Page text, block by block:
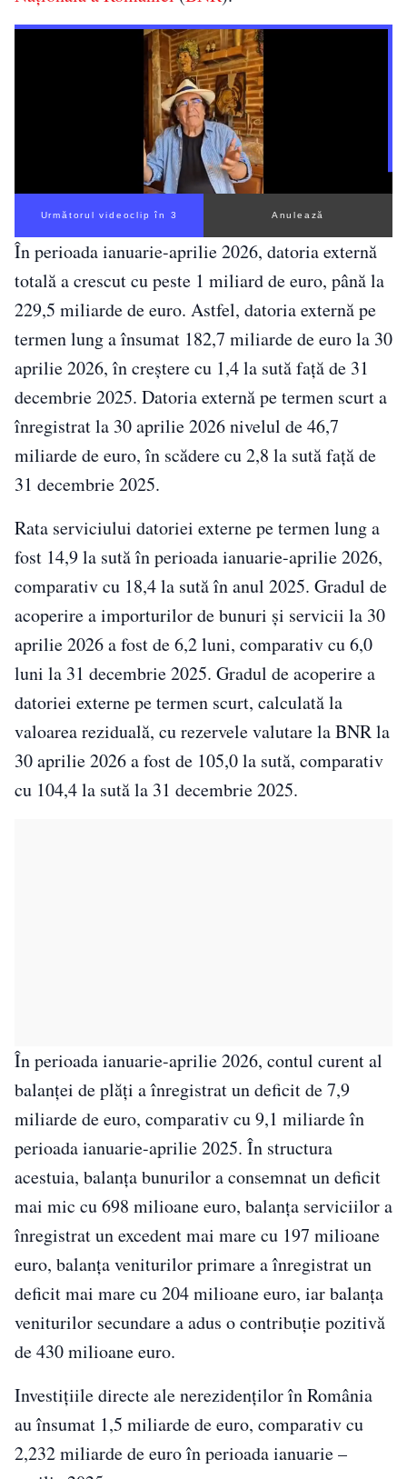
Următorul videoclip în 3 Anulează
În perioada ianuarie-aprilie 2026, datoria externă
totală a crescut cu peste 1 miliard de euro, până la
229,5 miliarde de euro. Astfel, datoria externă pe
termen lung a însumat 182,7 miliarde de euro la 30
aprilie 2026, în creștere cu 1,4 la sută față de 31
decembrie 2025. Datoria externă pe termen scurt a
înregistrat la 30 aprilie 2026 nivelul de 46,7
miliarde de euro, în scădere cu 2,8 la sută față de
31 decembrie 2025.
Rata serviciului datoriei externe pe termen lung a
fost 14,9 la sută în perioada ianuarie-aprilie 2026,
comparativ cu 18,4 la sută în anul 2025. Gradul de
acoperire a importurilor de bunuri și servicii la 30
aprilie 2026 a fost de 6,2 luni, comparativ cu 6,0
luni la 31 decembrie 2025. Gradul de acoperire a
datoriei externe pe termen scurt, calculată la
valoarea reziduală, cu rezervele valutare la BNR la
30 aprilie 2026 a fost de 105,0 la sută, comparativ
cu 104,4 la sută la 31 decembrie 2025.
În perioada ianuarie-aprilie 2026, contul curent al
balanţei de plăţi a înregistrat un deficit de 7,9
miliarde de euro, comparativ cu 9,1 miliarde în
perioada ianuarie-aprilie 2025. În structura
acestuia, balanţa bunurilor a consemnat un deficit
mai mic cu 698 milioane euro, balanța serviciilor a
înregistrat un excedent mai mare cu 197 milioane
euro, balanța veniturilor primare a înregistrat un
deficit mai mare cu 204 milioane euro, iar balanța
veniturilor secundare a adus o contribuție pozitivă
de 430 milioane euro.
Investiţiile directe ale nerezidenţilor în România
au însumat 1,5 miliarde de euro, comparativ cu
2,232 miliarde de euro în perioada ianuarie –